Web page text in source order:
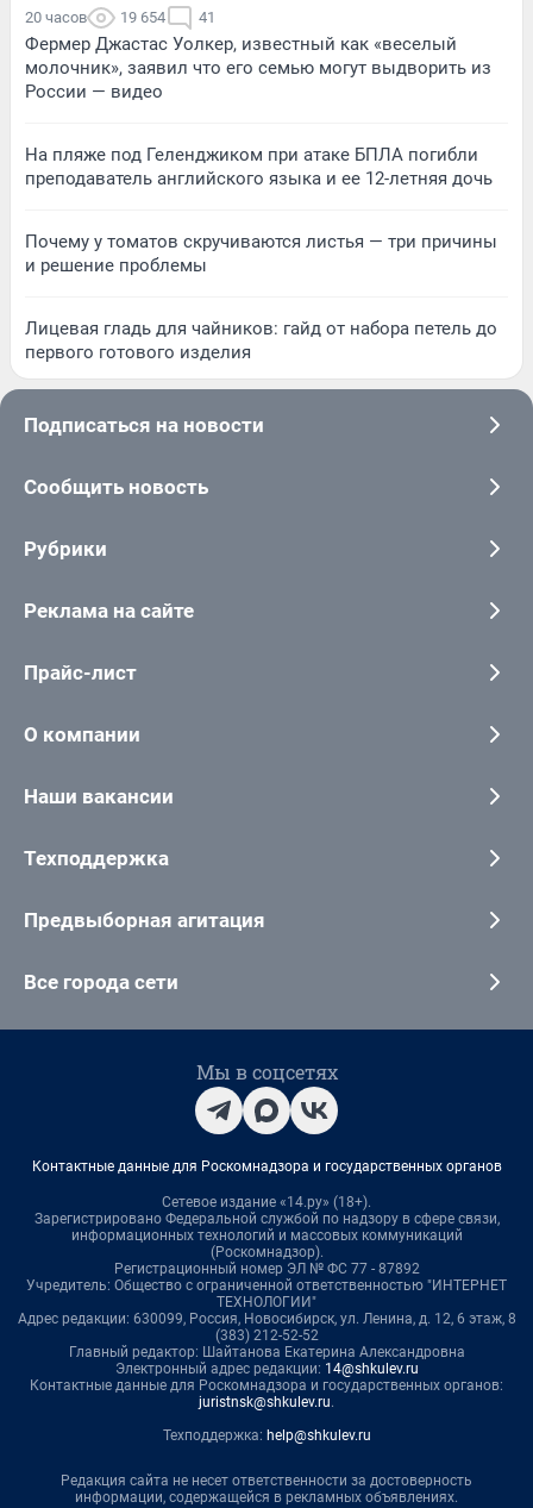
20 часов 19 654 41
Фермер Джастас Уолкер, известный как «веселый
молочник», заявил что его семью могут выдворить из
России — видео
На пляже под Геленджиком при атаке БПЛА погибли
преподаватель английского языка и ее 12-летняя дочь
Почему у томатов скручиваются листья — три причины
и решение проблемы
Лицевая гладь для чайников: гайд от набора петель до
первого готового изделия
Подписаться на новости
Сообщить новость
Рубрики
Реклама на сайте
Прайс-лист
О компании
Наши вакансии
Техподдержка
Предвыборная агитация
Все города сети
Мы в соцсетях
Контактные данные для Роскомнадзора и государственных органов
Сетевое издание «14.ру» (18+).
Зарегистрировано Федеральной службой по надзору в сфере связи,
информационных технологий и массовых коммуникаций
(Роскомнадзор).
Регистрационный номер ЭЛ № ФС 77 - 87892
Учредитель: Общество с ограниченной ответственностью "ИНТЕРНЕТ
ТЕХНОЛОГИИ"
Адрес редакции: 630099, Россия, Новосибирск, ул. Ленина, д. 12, 6 этаж, 8
(383) 212-52-52
Главный редактор: Шайтанова Екатерина Александровна
Электронный адрес редакции: 14@shkulev.ru
Контактные данные для Роскомнадзора и государственных органов:
juristnsk@shkulev.ru.
Техподдержка: help@shkulev.ru
Редакция сайта не несет ответственности за достоверность
информации, содержащейся в рекламных объявлениях.